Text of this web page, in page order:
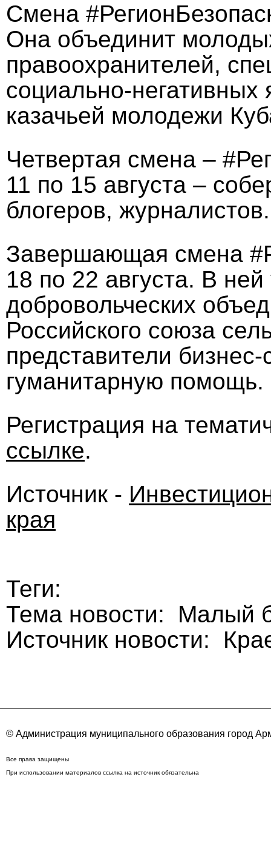
Смена
Она объединит
правоохранителей,
социально-
казачьей молодежи
Четвертая смена –
11 по 15 августа –
блогеров, журналистов.
Завершающая смена
18 по 22 августа. В
добровольческих
Российского союза
представители
гуманитарную помощь.
Регистрация на
ссылке.
Источник -
края
Теги:
Тема новости: Малый
Источник новости:
© Администрация муниципального образования город
Все права защищены
При использовании материалов ссылка на источник обязательна